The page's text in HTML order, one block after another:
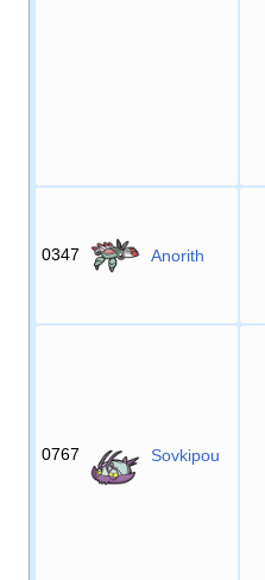
0347 Anorith
0767 Sovkipou